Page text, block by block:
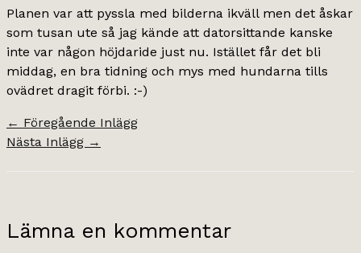
Planen var att pyssla med bilderna ikväll men det åskar
som tusan ute så jag kände att datorsittande kanske
inte var någon höjdaride just nu. Istället får det bli
middag, en bra tidning och mys med hundarna tills
ovädret dragit förbi. :-)
← Föregående Inlägg
Nästa Inlägg →
Lämna en kommentar